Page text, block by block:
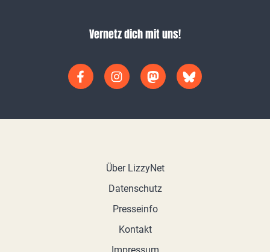
Vernetz dich mit uns!
Über LizzyNet
Datenschutz
Presseinfo
Kontakt